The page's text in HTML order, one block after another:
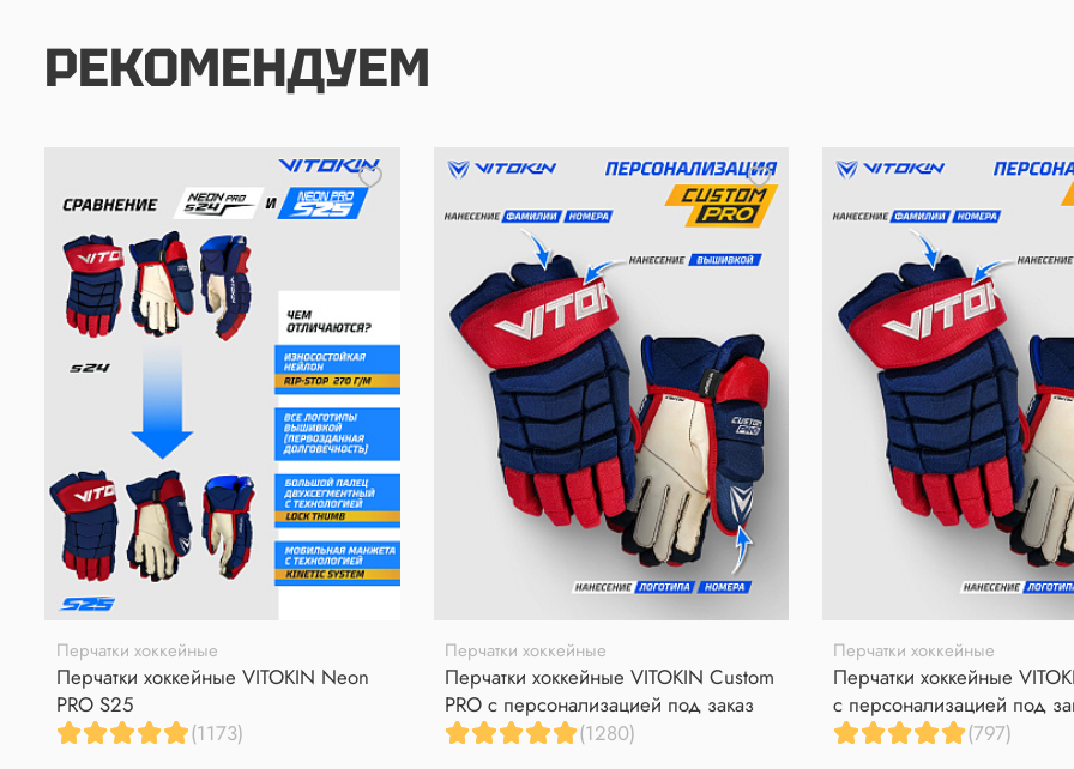
РЕКОМЕНДУЕМ
Перчатки хоккейные
Перчатки хоккейные VITOKIN Neon
PRO S25
(1173)
Перчатки хоккейные
Перчатки хоккейные VITOKIN Custom
PRO с персонализацией под заказ
(1280)
Перчатки хоккейные
Перчатки хоккейные
с персонализацией под
(797)